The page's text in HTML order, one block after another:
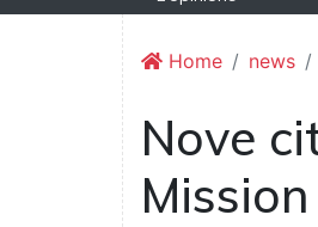
Home news
Nove